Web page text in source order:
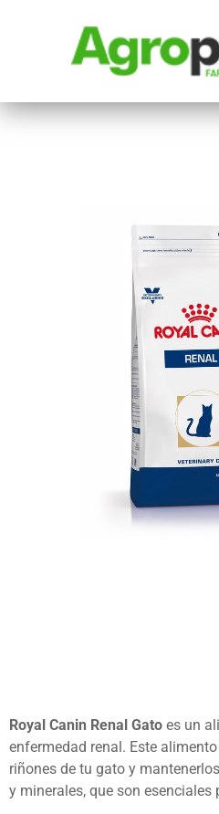
Royal Canin Renal Gato es un
enfermedad renal. Este
riñones de tu gato y
y minerales, que son